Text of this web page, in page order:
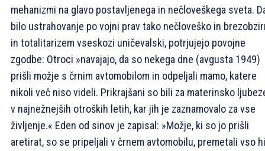
mehanizmi na glavo postavljenega in nečloveškega sveta.
bilo ustrahovanje po vojni prav tako nečloveško in
in totalitarizem vseskozi uničevalski, potrjujejo povojne
zgodbe: Otroci »navajajo, da so nekega dne (avgusta 1949)
prišli možje s črnim avtomobilom in odpeljali mamo, katere
nikoli več niso videli. Prikrajšani so bili za materinsko
v najnežnejših otroških letih, kar jih je zaznamovalo za vse
življenje.« Eden od sinov je zapisal: »Možje, ki so jo prišli
aretirat, so se pripeljali v črnem avtomobilu, premetali vso